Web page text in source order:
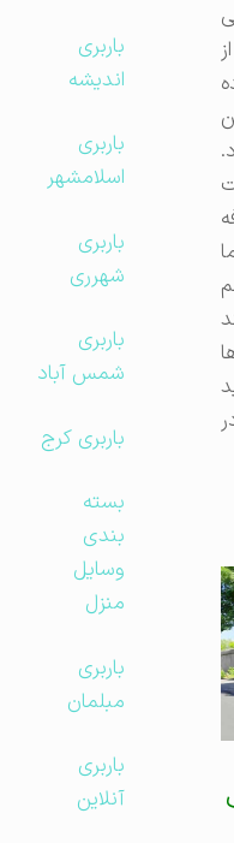
باربری
اندیشه
باربری
اسلامشهر
باربری
شهرری
باربری
شمس آباد
باربری کرج
بسته
بندی
وسایل
منزل
باربری
مبلمان
باربری
آنلاین